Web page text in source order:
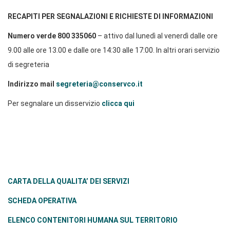
RECAPITI PER SEGNALAZIONI E RICHIESTE DI INFORMAZIONI
Numero verde 800 335060 – attivo dal lunedì al venerdì dalle ore
9.00 alle ore 13.00 e dalle ore 14:30 alle 17:00. In altri orari servizio
di segreteria
Indirizzo mail segreteria@conservco.it
Per segnalare un disservizio clicca qui
CARTA DELLA QUALITA’ DEI SERVIZI
SCHEDA OPERATIVA
ELENCO CONTENITORI HUMANA SUL TERRITORIO